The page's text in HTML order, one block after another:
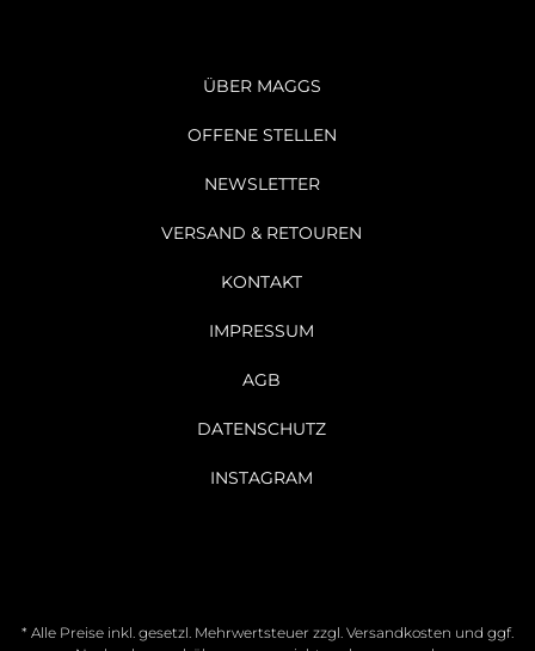
ÜBER MAGGS
OFFENE STELLEN
NEWSLETTER
VERSAND & RETOUREN
KONTAKT
IMPRESSUM
AGB
DATENSCHUTZ
INSTAGRAM
* Alle Preise inkl. gesetzl. Mehrwertsteuer zzgl. Versandkosten und ggf.